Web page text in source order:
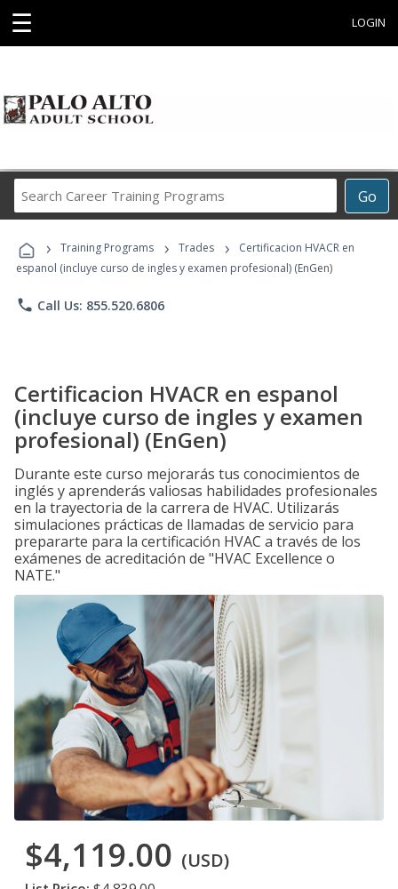
☰ LOGIN
Go
Career
Programs
› Training Programs › Trades ›
Certificacion HVACR en
espanol (incluye curso de ingles y examen profesional) (EnGen)
phone Call Us: 855.520.6806
Certificacion HVACR en espanol
(incluye curso de ingles y examen
profesional) (EnGen)
Durante este curso mejorarás tus conocimientos de
inglés y aprenderás valiosas habilidades profesionales
en la trayectoria de la carrera de HVAC. Utilizarás
simulaciones prácticas de llamadas de servicio para
prepararte para la certificación HVAC a través de los
exámenes de acreditación de "HVAC Excellence o
NATE."
$4,119.00 (USD)